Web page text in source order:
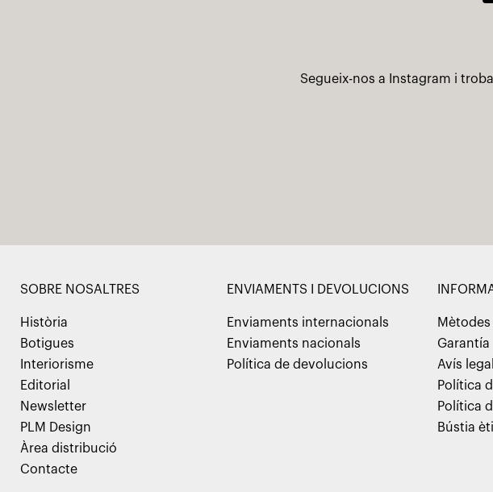
Segueix-nos a Instagram i
SOBRE NOSALTRES
Història
Botigues
Interiorisme
Editorial
Newsletter
PLM Design
Àrea distribució
Contacte
ENVIAMENTS I DEVOLUCIONS
Enviaments internacionals
Enviaments nacionals
Política de devolucions
Garantía
Avís legal
Política
Política
Bústia